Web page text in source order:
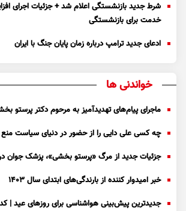
شرط جدید بازنشستگی اعلام شد + جزئیات اجرای
خدمت برای بازنشستگی
ادعای جدید ترامپ درباره زمان پایان جنگ با ایران
خواندنی ها
ماجرای پیام‌های تهدیدآمیز به مرحوم دکتر پرستو
چه کسی علی دایی را از حضور در دنیای سیاست منع
جزئیات جدید از مرگ «پرستو بخشی»، پزشک جوان
خبر امیدوار کننده از بارندگی‌های ابتدای سال ۱۴۰۳
جدیدترین پیش‌بینی هواشناسی برای روزهای عید |